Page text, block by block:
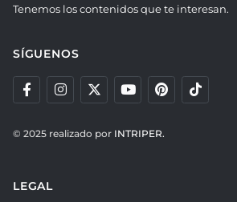
Tenemos los contenidos que te interesan.
SÍGUENOS
© 2025 realizado por INTRIPER.
LEGAL